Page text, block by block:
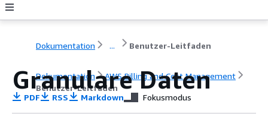
Dokumentation ... Benutzer-Leitfaden
Dokumentation
AWS Billing and Cost Management
Benutzer-Leitfaden
Granulare Daten
PDF RSS Markdown Fokusmodus